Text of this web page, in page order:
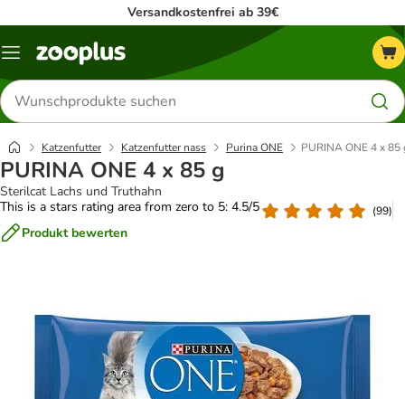
Versandkostenfrei ab 39€
Menü
Produkte
suchen
Katzenfutter Katzenfutter nass Purina ONE PURINA ONE 4 x 85
PURINA ONE 4 x 85 g
Sterilcat Lachs und Truthahn
This is a stars rating area from zero to 5: 4.5/5
(99)
Produkt bewerten